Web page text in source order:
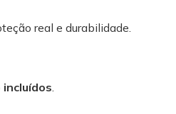
real e durabilidade.